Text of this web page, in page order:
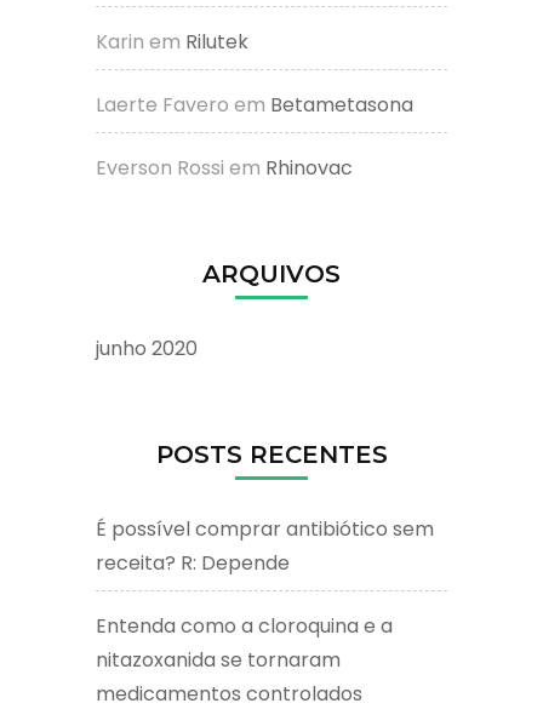
Karin em Rilutek
Laerte Favero em Betametasona
Everson Rossi em Rhinovac
ARQUIVOS
junho 2020
POSTS RECENTES
É possível comprar antibiótico sem
receita? R: Depende
Entenda como a cloroquina e a
nitazoxanida se tornaram
medicamentos controlados